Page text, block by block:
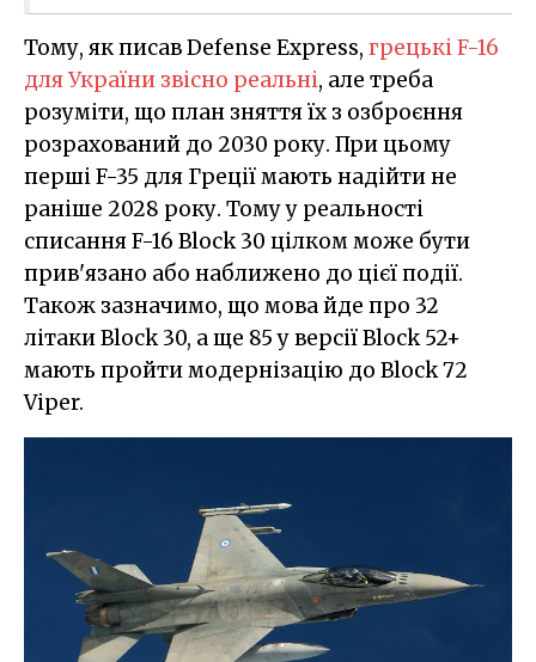
Тому, як писав Defense Express, грецькі F-16
для України звісно реальні, але треба
розуміти, що план зняття їх з озброєння
розрахований до 2030 року. При цьому
перші F-35 для Греції мають надійти не
раніше 2028 року. Тому у реальності
списання F-16 Block 30 цілком може бути
прив'язано або наближено до цієї події.
Також зазначимо, що мова йде про 32
літаки Block 30, а ще 85 у версії Block 52+
мають пройти модернізацію до Block 72
Viper.